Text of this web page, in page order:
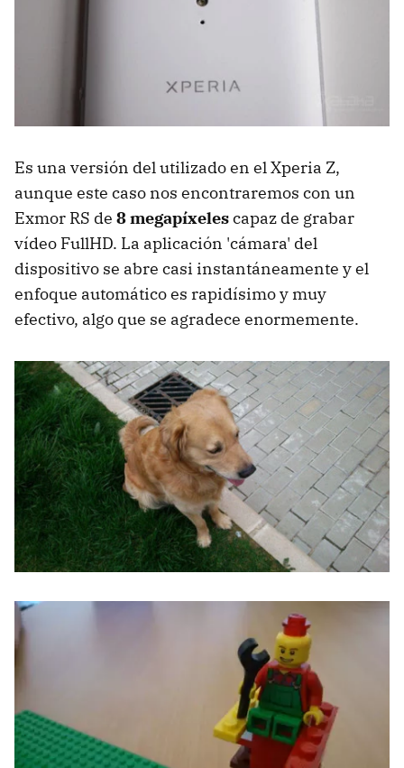
Es una versión del utilizado en el Xperia Z,
aunque este caso nos encontraremos con un
Exmor RS de 8 megapíxelescapaz de grabar
vídeo FullHD. La aplicación 'cámara' del
dispositivo se abre casi instantáneamente y el
enfoque automático es rapidísimo y muy
efectivo, algo que se agradece enormemente.